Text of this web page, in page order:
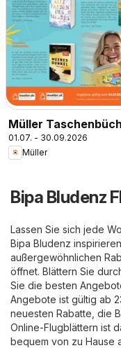
Müller
01.07. - 30.09.2026
Müller
Bipa Bludenz
Lassen Sie sich jede
Bipa Bludenz
außergewöhnlichen
öffnet. Blättern Sie
Sie die besten
Angebote ist gültig ab
neuesten Rabatte, die
Online-Flugblättern ist
bequem von zu Hause